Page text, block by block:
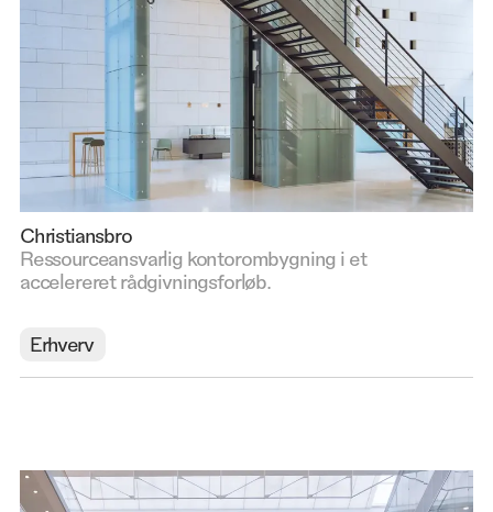
Christiansbro
Ressourceansvarlig kontorombygning i et
accelereret rådgivningsforløb.
Erhverv